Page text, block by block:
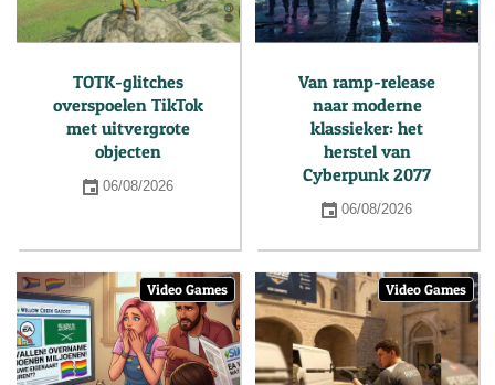
TOTK-glitches
overspoelen TikTok
met uitvergrote
objecten
06/08/2026
Van ramp-release
naar moderne
klassieker: het
herstel van
Cyberpunk 2077
06/08/2026
Video Games Video Games